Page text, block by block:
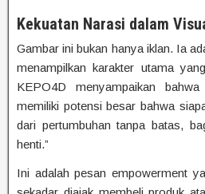
Kekuatan Narasi dalam
Gambar ini bukan hanya iklan. Ia
menampilkan karakter utama
KEPO4D menyampaikan
memiliki potensi besar bahwa
dari pertumbuhan tanpa batas,
henti.”
Ini adalah pesan empowerment